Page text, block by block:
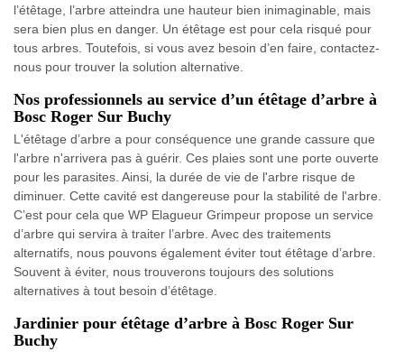
l’étêtage, l’arbre atteindra une hauteur bien inimaginable, mais
sera bien plus en danger. Un étêtage est pour cela risqué pour
tous arbres. Toutefois, si vous avez besoin d’en faire, contactez-
nous pour trouver la solution alternative.
Nos professionnels au service d’un étêtage d’arbre à
Bosc Roger Sur Buchy
L'étêtage d’arbre a pour conséquence une grande cassure que
l'arbre n'arrivera pas à guérir. Ces plaies sont une porte ouverte
pour les parasites. Ainsi, la durée de vie de l'arbre risque de
diminuer. Cette cavité est dangereuse pour la stabilité de l'arbre.
C’est pour cela que WP Elagueur Grimpeur propose un service
d’arbre qui servira à traiter l’arbre. Avec des traitements
alternatifs, nous pouvons également éviter tout étêtage d’arbre.
Souvent à éviter, nous trouverons toujours des solutions
alternatives à tout besoin d’étêtage.
Jardinier pour étêtage d’arbre à Bosc Roger Sur
Buchy